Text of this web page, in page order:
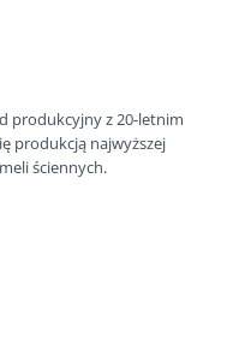
produkcyjny z 20-letnim
produkcją najwyższej
ściennych.